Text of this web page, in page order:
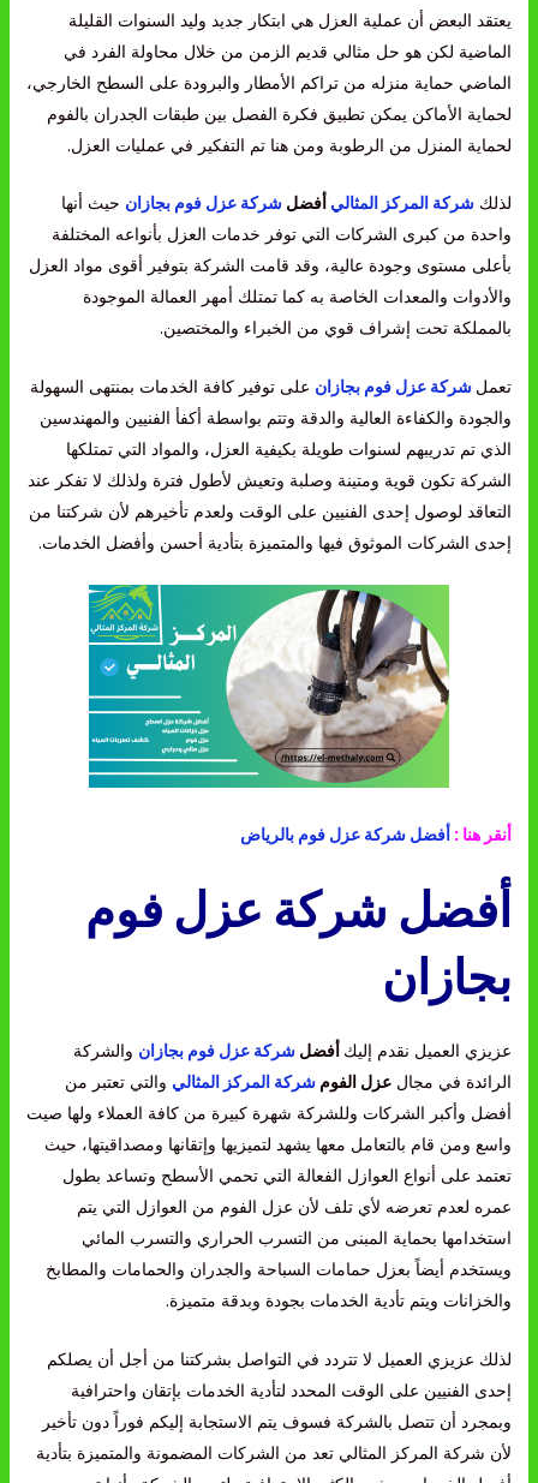
يعتقد البعض أن عملية العزل هي ابتكار جديد وليد السنوات القليلة
الماضية لكن هو حل مثالي قديم الزمن من خلال محاولة الفرد في
الماضي حماية منزله من تراكم الأمطار والبرودة على السطح الخارجي،
لحماية الأماكن يمكن تطبيق فكرة الفصل بين طبقات الجدران بالفوم
لحماية المنزل من الرطوبة ومن هنا تم التفكير في عمليات العزل.
لذلك شركة المركز المثالي أفضل شركة عزل فوم بجازان حيث أنها
واحدة من كبرى الشركات التي توفر خدمات العزل بأنواعه المختلفة
بأعلى مستوى وجودة عالية، وقد قامت الشركة بتوفير أقوى مواد العزل
والأدوات والمعدات الخاصة به كما تمتلك أمهر العمالة الموجودة
بالمملكة تحت إشراف قوي من الخبراء والمختصين.
تعمل شركة عزل فوم بجازان على توفير كافة الخدمات بمنتهى السهولة
والجودة والكفاءة العالية والدقة وتتم بواسطة أكفأ الفنيين والمهندسين
الذي تم تدريبهم لسنوات طويلة بكيفية العزل، والمواد التي تمتلكها
الشركة تكون قوية ومتينة وصلبة وتعيش لأطول فترة ولذلك لا تفكر عند
التعاقد لوصول إحدى الفنيين على الوقت ولعدم تأخيرهم لأن شركتنا من
إحدى الشركات الموثوق فيها والمتميزة بتأدية أحسن وأفضل الخدمات.
أنقر هنا : أفضل شركة عزل فوم بالرياض
أفضل شركة عزل فوم
بجازان
عزيزي العميل نقدم إليك أفضل شركة عزل فوم بجازان والشركة
الرائدة في مجال عزل الفوم شركة المركز المثالي والتي تعتبر من
أفضل وأكبر الشركات وللشركة شهرة كبيرة من كافة العملاء ولها صيت
واسع ومن قام بالتعامل معها يشهد لتميزيها وإتقانها ومصداقيتها، حيث
تعتمد على أنواع العوازل الفعالة التي تحمي الأسطح وتساعد بطول
عمره لعدم تعرضه لأي تلف لأن عزل الفوم من العوازل التي يتم
استخدامها بحماية المبنى من التسرب الحراري والتسرب المائي
ويستخدم أيضاً بعزل حمامات السباحة والجدران والحمامات والمطابخ
والخزانات ويتم تأدية الخدمات بجودة وبدقة متميزة.
لذلك عزيزي العميل لا تتردد في التواصل بشركتنا من أجل أن يصلكم
إحدى الفنيين على الوقت المحدد لتأدية الخدمات بإتقان واحترافية
وبمجرد أن تتصل بالشركة فسوف يتم الاستجابة إليكم فوراً دون تأخير
لأن شركة المركز المثالي تعد من الشركات المضمونة والمتميزة بتأدية